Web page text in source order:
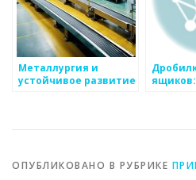
Металлургия и
устойчивое развитие
ОПУБЛИКОВАНО В РУБРИКЕ